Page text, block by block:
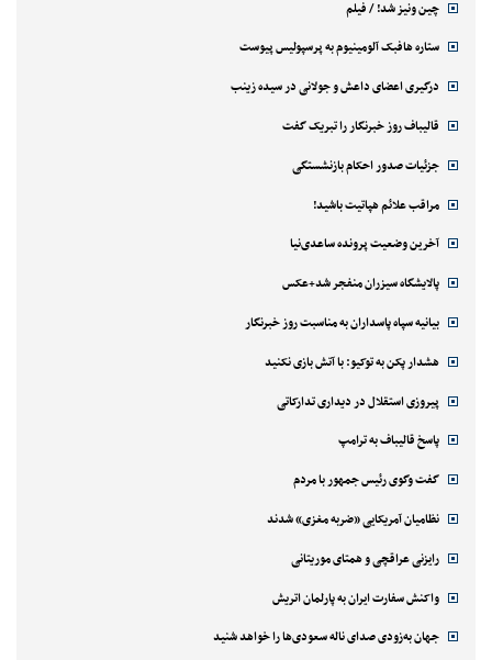
چین ونیز شد! / فیلم
ستاره هافبک آلومینیوم به پرسپولیس پیوست
درگیری اعضای داعش و جولانی در سیده زینب
قالیباف روز خبرنگار را تبریک گفت
جزئیات صدور احکام بازنشستگی
مراقب علائم هپاتیت باشید!
آخرین وضعیت پرونده ساعدی‌نیا
پالایشگاه سیزران منفجر شد+عکس
بیانیه سپاه پاسداران به مناسبت روز خبرنگار
هشدار پکن به توکیو: با آتش بازی نکنید
پیروزی استقلال در دیداری تدارکاتی
پاسخ قالیباف به ترامپ
گفت وگوی رئیس جمهور با مردم
نظامیان آمریکایی «ضربه مغزی» شدند
رایزنی عراقچی و همتای موریتانی
واکنش سفارت ایران به پارلمان اتریش
جهان به‌زودی صدای ناله سعودی‌ها را خواهد شنید